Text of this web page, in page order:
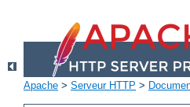
Apache > Serveur HTTP >